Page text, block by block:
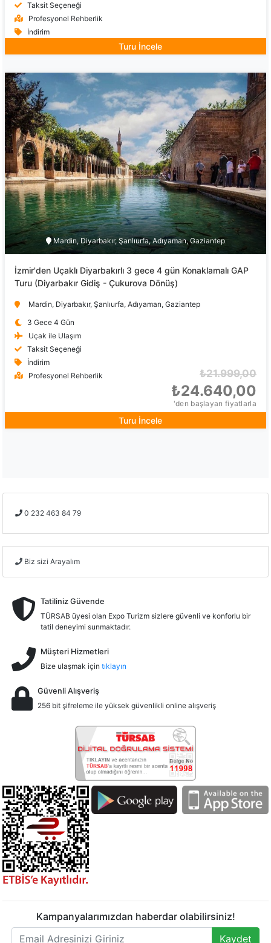
Taksit Seçeneği
Profesyonel Rehberlik
İndirim
Turu İncele
Mardin, Diyarbakır, Şanlıurfa, Adıyaman, Gaziantep
İzmir'den Uçaklı Diyarbakırlı 3 gece 4 gün Konaklamalı GAP
Turu (Diyarbakır Gidiş - Çukurova Dönüş)
Mardin, Diyarbakır, Şanlıurfa, Adıyaman, Gaziantep
3 Gece 4 Gün
Uçak ile Ulaşım
Taksit Seçeneği
İndirim
Profesyonel Rehberlik
₺21.999,00
₺24.640,00
'den başlayan fiyatlarla
Turu İncele
0 232 463 84 79
Biz sizi Arayalım
Tatiliniz Güvende
TÜRSAB üyesi olan Expo Turizm sizlere güvenli ve konforlu bir
tatil deneyimi sunmaktadır.
Müşteri Hizmetleri
Bize ulaşmak için tıklayın
Güvenli Alışveriş
256 bit şifreleme ile yüksek güvenlikli online alışveriş
Kampanyalarımızdan haberdar olabilirsiniz!
Kaydet